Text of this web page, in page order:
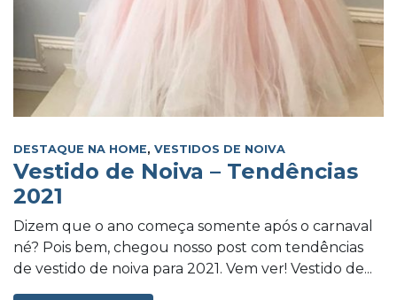
DESTAQUE NA HOME, VESTIDOS DE NOIVA
Vestido de Noiva – Tendências
2021
Dizem que o ano começa somente após o carnaval
né? Pois bem, chegou nosso post com tendências
de vestido de noiva para 2021. Vem ver! Vestido de...